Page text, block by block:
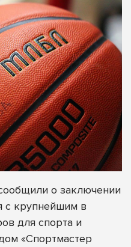
о заключении
с крупнейшим в
для спорта и
«Спортмастер